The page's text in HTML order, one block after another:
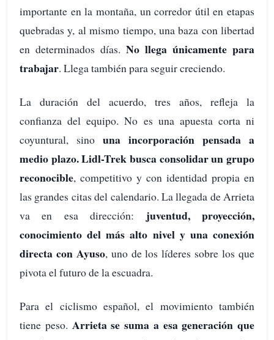
importante en la montaña, un corredor útil en etapas
quebradas y, al mismo tiempo, una baza con libertad
en determinados días. No llega únicamente para
trabajar. Llega también para seguir creciendo.
La duración del acuerdo, tres años, refleja la
confianza del equipo. No es una apuesta corta ni
coyuntural, sino una incorporación pensada a
medio plazo. Lidl-Trek busca consolidar un grupo
reconocible, competitivo y con identidad propia en
las grandes citas del calendario. La llegada de Arrieta
va en esa dirección: juventud, proyección,
conocimiento del más alto nivel y una conexión
directa con Ayuso, uno de los líderes sobre los que
pivota el futuro de la escuadra.
Para el ciclismo español, el movimiento también
tiene peso. Arrieta se suma a esa generación que